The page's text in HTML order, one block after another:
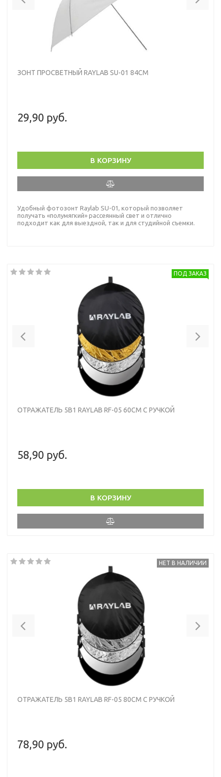
ЗОНТ ПРОСВЕТНЫЙ RAYLAB SU-01 84СМ
29,90 руб.
В КОРЗИНУ
Удобный фотозонт Raylab SU-01, который позволяет
получать «полумягкий» рассеянный свет и отлично
подходит как для выездной, так и для студийной съемки.
ПОД ЗАКАЗ
ОТРАЖАТЕЛЬ 5В1 RAYLAB RF-05 60СМ С РУЧКОЙ
58,90 руб.
В КОРЗИНУ
НЕТ В НАЛИЧИИ
ОТРАЖАТЕЛЬ 5В1 RAYLAB RF-05 80СМ С РУЧКОЙ
78,90 руб.